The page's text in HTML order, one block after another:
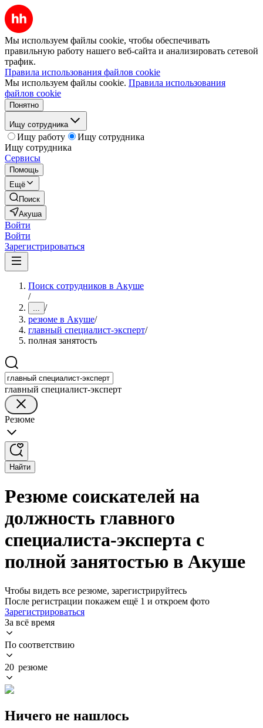
Мы используем файлы cookie, чтобы обеспечивать
правильную работу нашего веб-сайта и анализировать сетевой
трафик.
Правила использования файлов cookie
Мы используем файлы cookie. Правила использования
файлов cookie
Понятно
Ищу сотрудника
Ищу работу
Ищу сотрудника
Ищу сотрудника
Сервисы
Помощь
Ещё
Поиск
Акуша
Войти
Войти
Зарегистрироваться
Поиск сотрудников в Акуше
/
... /
резюме в Акуше/
главный специалист-эксперт/
полная занятость
главный специалист-эксперт
Резюме
Найти
Резюме соискателей на
должность главного
специалиста-эксперта с
полной занятостью в Акуше
Чтобы видеть все резюме, зарегистрируйтесь
После регистрации покажем ещё 1 и откроем фото
Зарегистрироваться
За всё время
По соответствию
20 резюме
Ничего не нашлось